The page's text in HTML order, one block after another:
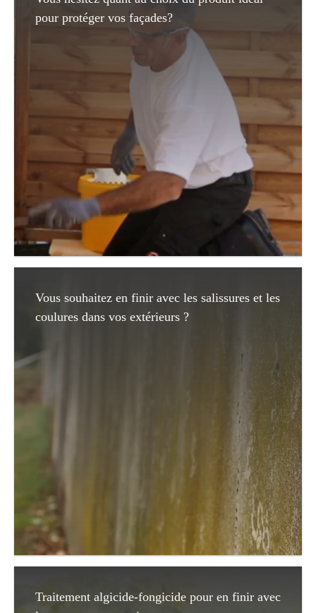
pour protéger vos façades?
Vous souhaitez en finir avec les salissures et les
coulures dans vos extérieurs ?
Traitement algicide-fongicide pour en finir avec